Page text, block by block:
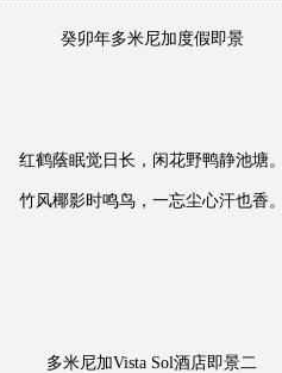
癸卯年多米尼加度假即景
红鹤蔭眠觉日长，闲花野鸭静池塘
竹风椰影时鸣鸟，一忘尘心汗也香
多米尼加Vista Sol酒店即景二